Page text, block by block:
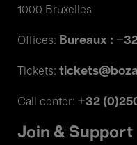
1000 Bruxelles
Offices: Bureaux :
Tickets:
Call center: +32
Join & Support